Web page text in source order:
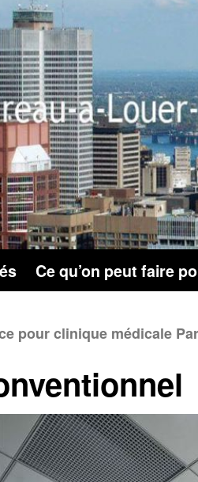
Ce qu’on peut faire
pour clinique médicale